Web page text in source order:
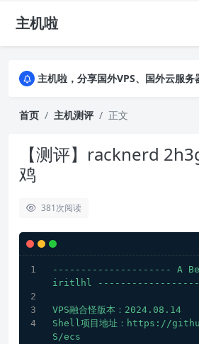
主机啦
主机啦，分享国外VPS、国外云服务器、国外独立服务器的优惠促销信息，详细实测VPS云服务
主机啦，分享国外VPS、国外云服务器、国外独立服务器的优惠促销信息，详细实测VPS云服务
首页 主机测评 正文
【测评】racknerd
鸡
381次阅读
--------------------- A
iritlhl
VPS融合怪版本：2024.08.14
Shell项目地址：https://
S/ecs